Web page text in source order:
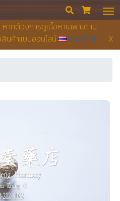
ากต้องการดูเนื้อหาเฉพาะตาม
นค้าแบบออนไลน์
ภาษาไทย X
 